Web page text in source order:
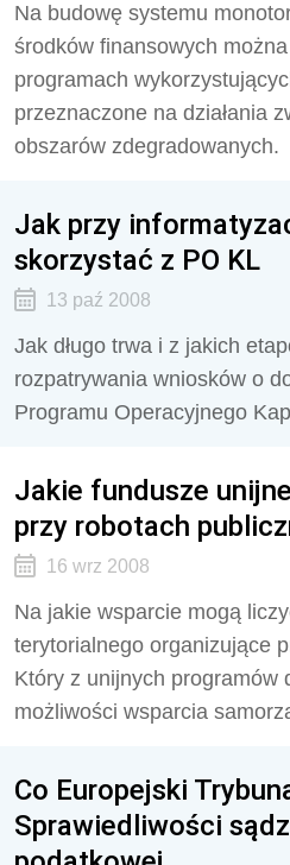
Na budowę systemu
środków finansowych
programach
przeznaczone na działania
obszarów zdegradowanych.
Jak przy
skorzystać z PO KL
13 paź 2008
Jak długo trwa i z jakich
rozpatrywania wniosków o
Programu Operacyjnego
Jakie fundusze
przy robotach
16 wrz 2008
Na jakie wsparcie mogą
terytorialnego organizujące
Który z unijnych programów
możliwości wsparcia
Co Europejski
Sprawiedliwości